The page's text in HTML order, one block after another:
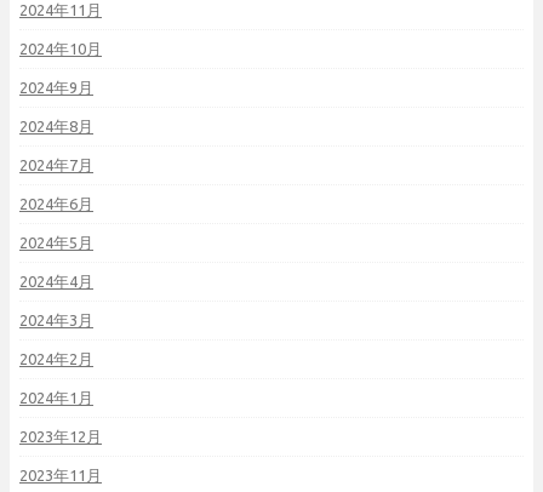
2024年11月
2024年10月
2024年9月
2024年8月
2024年7月
2024年6月
2024年5月
2024年4月
2024年3月
2024年2月
2024年1月
2023年12月
2023年11月